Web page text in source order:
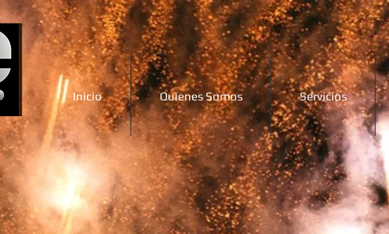
Inicio Quienes Somos Servicios